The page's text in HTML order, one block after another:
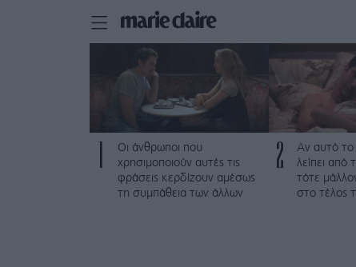
Οι άνθρωποι που
χρησιμοποιούν αυτές τις
φράσεις κερδίζουν αμέσως
τη συμπάθεια των άλλων
2
Αν αυτό το
λείπει από
τότε
στο τέλος